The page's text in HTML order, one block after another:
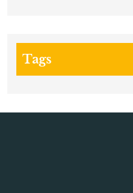
Tags